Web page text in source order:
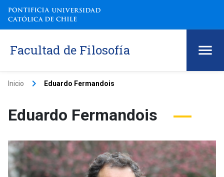
Facultad de Filosofía
Inicio keyboard_arrow_right Eduardo Fermandois
Eduardo Fermandois